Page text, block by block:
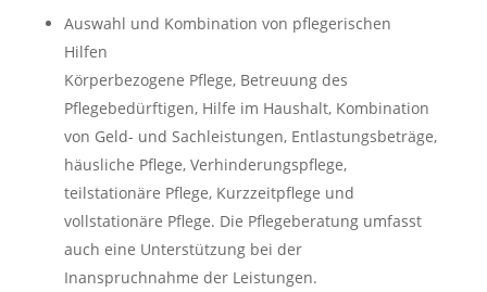
Auswahl und Kombination von pflegerischen
Hilfen
Körperbezogene Pflege, Betreuung des
Pflegebedürftigen, Hilfe im Haushalt, Kombination
von Geld- und Sachleistungen, Entlastungsbeträge,
häusliche Pflege, Verhinderungspflege,
teilstationäre Pflege, Kurzzeitpflege und
vollstationäre Pflege. Die Pflegeberatung umfasst
auch eine Unterstützung bei der
Inanspruchnahme der Leistungen.